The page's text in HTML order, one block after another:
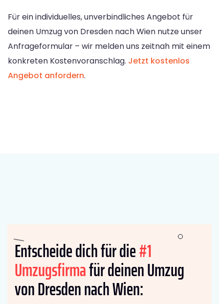
Für ein individuelles, unverbindliches Angebot für
deinen Umzug von Dresden nach Wien nutze unser
Anfrageformular – wir melden uns zeitnah mit einem
konkreten Kostenvoranschlag. Jetzt kostenlos
Angebot anfordern.
Entscheide dich für die#1
Umzugsfirmafür deinen Umzug
von Dresden nach Wien: